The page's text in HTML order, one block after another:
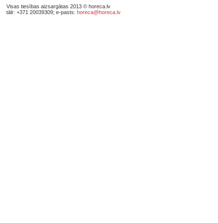
Visas tiesības aizsargātas 2013 © horeca.lv
tālr: +371 20039309; e-pasts: horeca@horeca.lv